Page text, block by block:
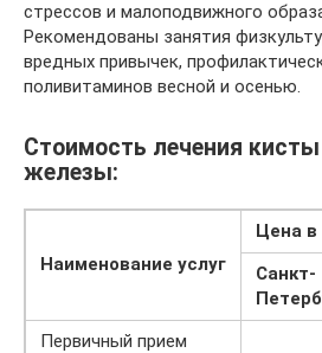
стрессов и малоподвижного
Рекомендованы занятия
вредных привычек,
поливитаминов весной и осенью.
Стоимость лечения
железы:
Наименование услуг
Цена в
Санкт-
Первичный прием